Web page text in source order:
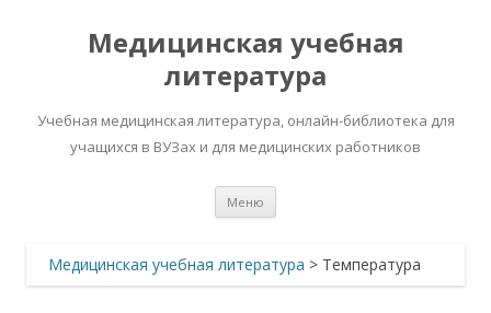
Медицинская учебная
литература
Учебная медицинская литература, онлайн-библиотека для
учащихся в ВУЗах и для медицинских работников
Меню
Медицинская учебная литература > Температура